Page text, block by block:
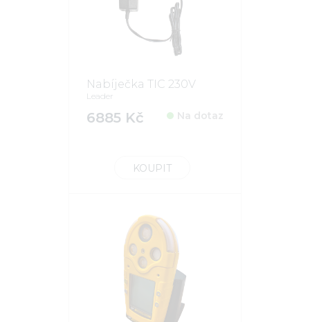
Nabíječka TIC 230V
Leader
6885 Kč Na dotaz
KOUPIT